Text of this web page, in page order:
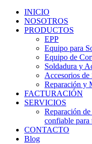
INICIO
NOSOTROS
PRODUCTOS
EPP
Equipo para
Equipo de
Soldadura y
Accesorios de
Reparación y
FACTURACIÓN
SERVICIOS
Reparación
confiable para
CONTACTO
Blog